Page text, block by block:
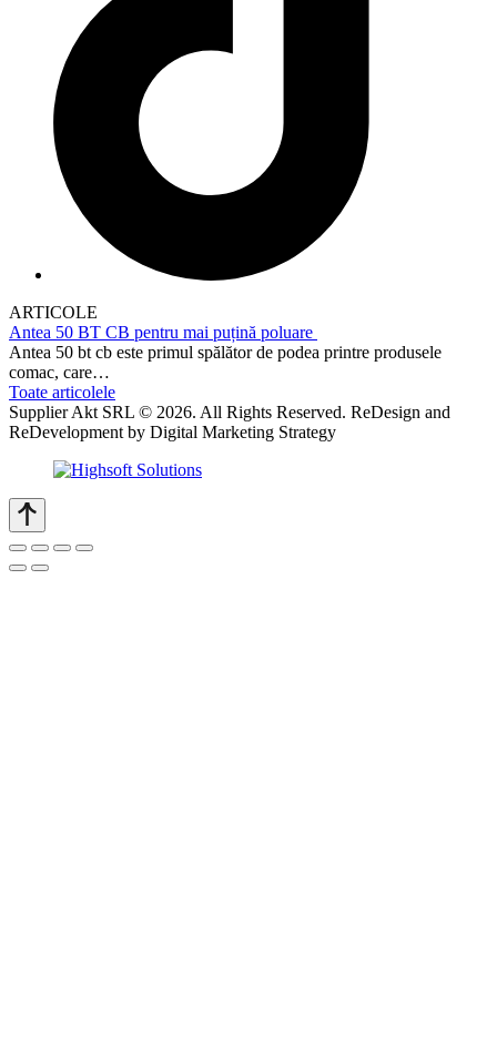
ARTICOLE
Antea 50 BT CB pentru mai puțină poluare
Antea 50 bt cb este primul spălător de podea printre produsele
comac, care…
Toate articolele
Supplier Akt SRL © 2026. All Rights Reserved. ReDesign and
ReDevelopment by Digital Marketing Strategy